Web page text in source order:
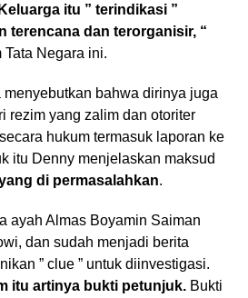
itu ” terindikasi ”
terencana dan terorganisir, “
Negara ini.
bahwa dirinya juga
rezim yang zalim dan otoriter
hukum termasuk laporan ke
itu Denny menjelaskan maksud
di permasalahkan.
ayah Almas Boyamin Saiman
dan sudah menjadi berita
” clue ” untuk diinvestigasi.
itu artinya bukti petunjuk.Bukti